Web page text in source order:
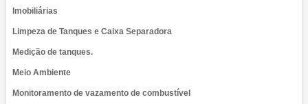
Imobiliárias
Limpeza de Tanques e Caixa Separadora
Medição de tanques.
Meio Ambiente
Monitoramento de vazamento de combustível